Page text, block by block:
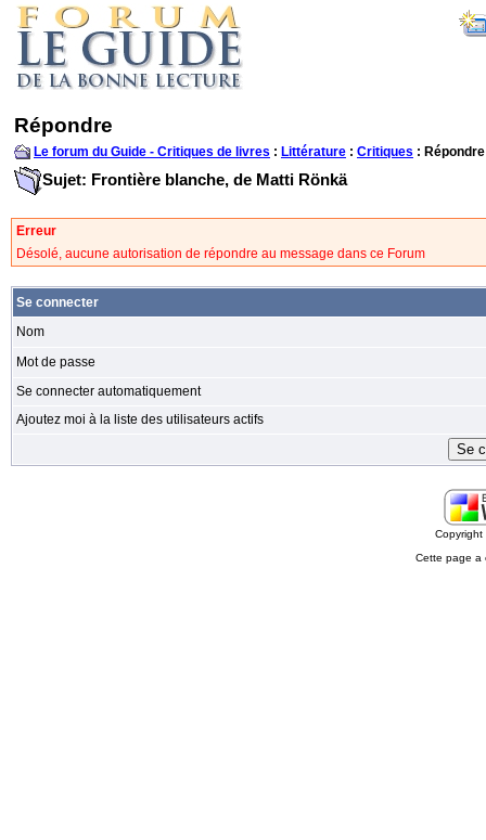
Répondre
Le forum du Guide - Critiques de livres : Littérature : Critiques : Répondre
Sujet: Frontière blanche, de Matti Rönkä
Erreur
Désolé, aucune autorisation de répondre au message dans ce Forum
Se connecter
Nom
Mot de passe
Se connecter automatiquement
Ajoutez moi à la liste des utilisateurs actifs
Cette page a